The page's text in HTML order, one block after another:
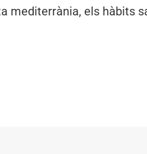
mediterrània, els hàbits